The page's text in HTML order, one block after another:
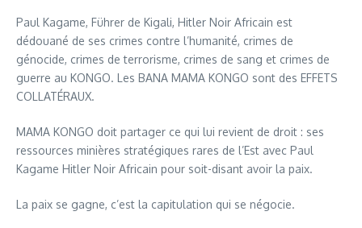
Paul Kagame, Führer de Kigali, Hitler Noir Africain est
dédouané de ses crimes contre l’humanité, crimes de
génocide, crimes de terrorisme, crimes de sang et crimes de
guerre au KONGO. Les BANA MAMA KONGO sont des EFFETS
COLLATÉRAUX.
MAMA KONGO doit partager ce qui lui revient de droit : ses
ressources minières stratégiques rares de l’Est avec Paul
Kagame Hitler Noir Africain pour soit-disant avoir la paix.
La paix se gagne, c’est la capitulation qui se négocie.